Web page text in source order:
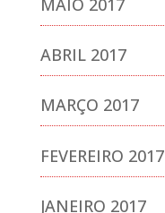
ABRIL 2017
MARÇO 2017
FEVEREIRO 2017
JANEIRO 2017